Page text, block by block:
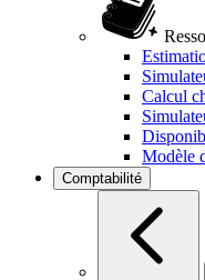
Calcul
Modèle
Comptabilité